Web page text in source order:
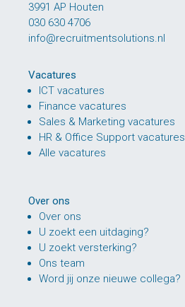
3991 AP Houten
030 630 4706
info@recruitmentsolutions.nl
Vacatures
ICT vacatures
Finance vacatures
Sales & Marketing vacatures
HR & Office Support vacatures
Alle vacatures
Over ons
Over ons
U zoekt een uitdaging?
U zoekt versterking?
Ons team
Word jij onze nieuwe collega?